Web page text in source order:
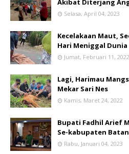
Akibat Diterjang
Selasa, April 04, 2023
Kecelakaan Maut,
Hari Meniggal Dunia
Jumat, Februari 11, 2022
Lagi, Harimau
Mekar Sari Nes
Kamis, Maret 24, 2022
Bupati Fadhil Arief
Se-kabupaten
Rabu, Januari 04, 2023